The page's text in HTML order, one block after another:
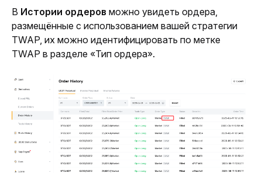
В Истории ордеров можно увидеть ордера,
размещённые с использованием вашей стратегии
TWAP, их можно идентифицировать по метке
TWAP в разделе «Тип ордера».